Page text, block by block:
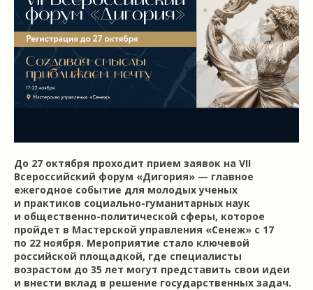
До 27 октября проходит прием заявок на VII
Всероссийский форум «Дигория» — главное
ежегодное событие для молодых ученых
и практиков социально-гуманитарных наук
и общественно-политической сферы, которое
пройдет в Мастерской управления «Сенеж» с 17
по 22 ноября. Мероприятие стало ключевой
российской площадкой, где специалисты
возрастом до 35 лет могут представить свои идеи
и внести вклад в решение государственных задач.